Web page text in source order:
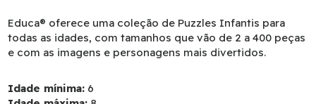
Educa® oferece uma coleção de Puzzles Infantis para
todas as idades, com tamanhos que vão de 2 a 400 peças
e com as imagens e personagens mais divertidos.
Idade mínima: 6